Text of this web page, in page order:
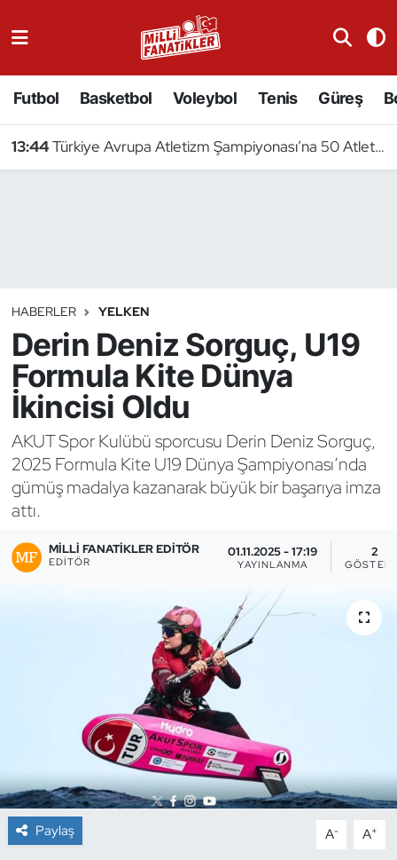
Futbol Basketbol Voleybol Tenis Güreş
13:44Türkiye Avrupa Atletizm Şampiyonası’na 50 Atletle Gidiyor
HABERLER YELKEN
Derin Deniz Sorguç, U19
Formula Kite Dünya
İkincisi Oldu
AKUT Spor Kulübü sporcusu Derin Deniz Sorguç,
2025 Formula Kite U19 Dünya Şampiyonası’nda
gümüş madalya kazanarak büyük bir başarıya imza
attı.
MILLI FANATIKLER EDITÖR
EDITÖR
01.11.2025 - 17:19
YAYINLANMA
2
Paylaş A- A+
Badminton
Binicilik
Bisiklet
Bocce Bowling Dart
Boks
Buz Hokeyi
Curling
Dağcılık
Dans Sporları